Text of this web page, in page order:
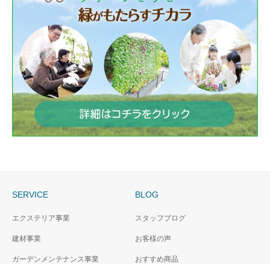
SERVICE
エクステリア事業
建材事業
ガーデンメンテナンス事業
BLOG
スタッフブログ
お客様の声
おすすめ商品